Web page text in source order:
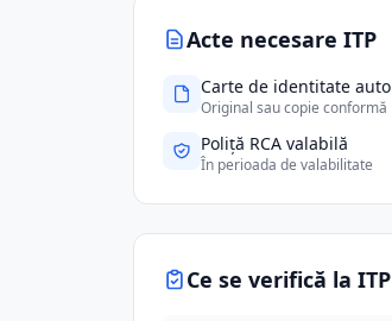
Acte necesare ITP
Carte de identitate auto
Original sau copie conformă
Poliță RCA valabilă
În perioada de valabilitate
Ce se verifică la ITP